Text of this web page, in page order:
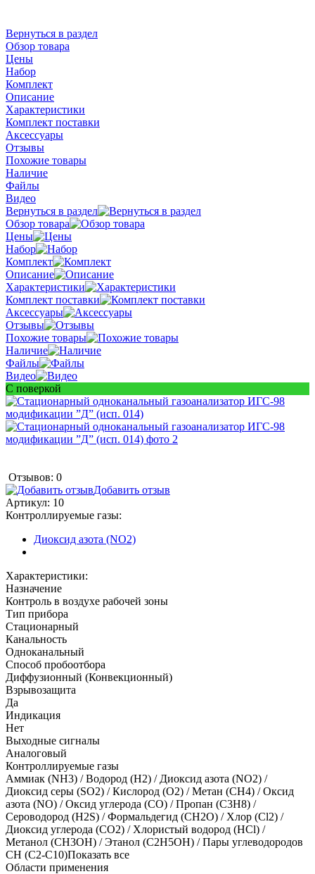
Вернуться в раздел
Обзор товара
Цены
Набор
Комплект
Описание
Характеристики
Комплект поставки
Аксессуары
Отзывы
Похожие товары
Наличие
Файлы
Видео
Вернуться в раздел
Обзор товара
Цены
Набор
Комплект
Описание
Характеристики
Комплект поставки
Аксессуары
Отзывы
Похожие товары
Наличие
Файлы
Видео
С поверкой
Отзывов: 0
Добавить отзыв
Артикул: 10
Контроллируемые газы:
Диоксид азота (NO2)
Характеристики:
Назначение
Контроль в воздухе рабочей зоны
Тип прибора
Стационарный
Канальность
Одноканальный
Способ пробоотбора
Диффузионный (Конвекционный)
Взрывозащита
Да
Индикация
Нет
Выходные сигналы
Аналоговый
Контроллируемые газы
Аммиак (NH3) /Водород (H2) / Диоксид азота (NO2) /
Диоксид серы (SO2) /Кислород (O2) /Метан (CH4) /Оксид
азота (NO) /Оксид углерода (CO) /Пропан (C3H8) /
Сероводород (H2S) /Формальдегид (CH2O) / Хлор (Cl2) /
Диоксид углерода (CO2) / Хлористый водород (HCl) /
Метанол (CH3OH) /Этанол (C2H5OH) /Пары углеводородов
CH (C2-C10)Показать все
Области применения